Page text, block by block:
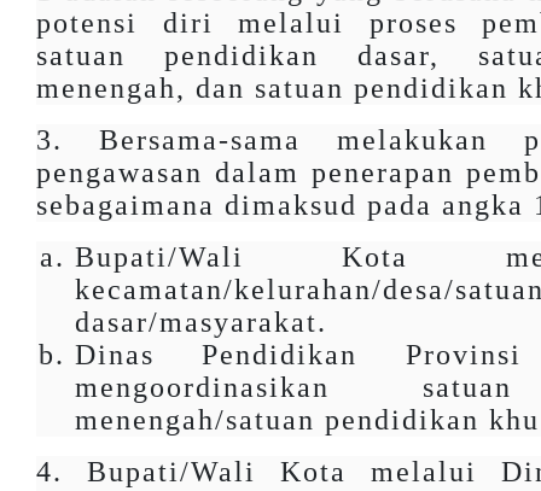
potensi diri melalui proses
satuan pendidikan dasar,
menengah, dan satuan pendidikan
3. Bersama-sama melakukan
pengawasan dalam penerapan
sebagaimana dimaksud pada
Bupati/Wali Kota
kecamatan/kelurahan/desa/
dasar/masyarakat.
Dinas Pendidikan
mengoordinasikan
menengah/satuan pendidikan
4. Bupati/Wali Kota melalui